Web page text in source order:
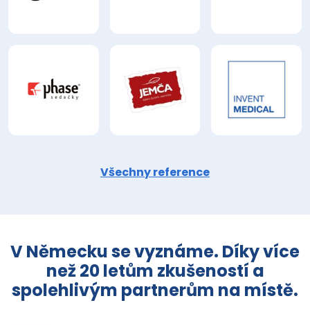
Všechny reference
V Německu se vyznáme. Díky více
než 20 letům zkušeností a
spolehlivým partnerům na místě.